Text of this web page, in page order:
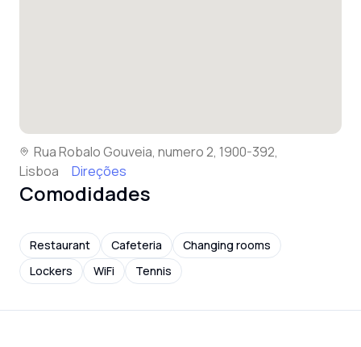
Rua Robalo Gouveia, numero 2, 1900-392,
Lisboa
Direções
Comodidades
Restaurant Cafeteria
Changing rooms
Lockers
WiFi Tennis